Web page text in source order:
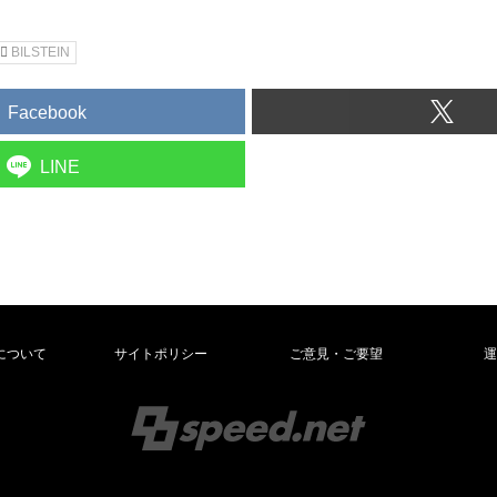
BILSTEIN
Facebook
LINE
ついて サイトポリシー ご意見・ご要望